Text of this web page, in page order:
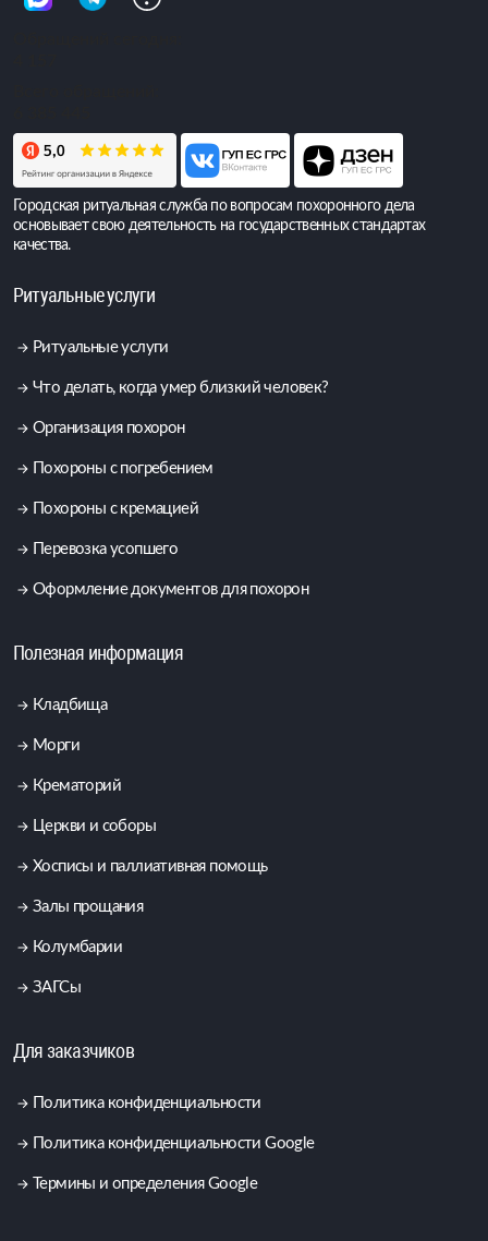
Городская ритуальная служба по вопросам похоронного дела
основывает свою деятельность на государственных стандартах
качества.
Ритуальные услуги
Ритуальные услуги
Что делать, когда умер близкий человек?
Организация похорон
Похороны с погребением
Похороны с кремацией
Перевозка усопшего
Оформление документов для похорон
Полезная информация
Кладбища
Морги
Крематорий
Церкви и соборы
Хосписы и паллиативная помощь
Залы прощания
Колумбарии
ЗАГСы
Для заказчиков
Политика конфиденциальности
Политика конфиденциальности Google
Термины и определения Google